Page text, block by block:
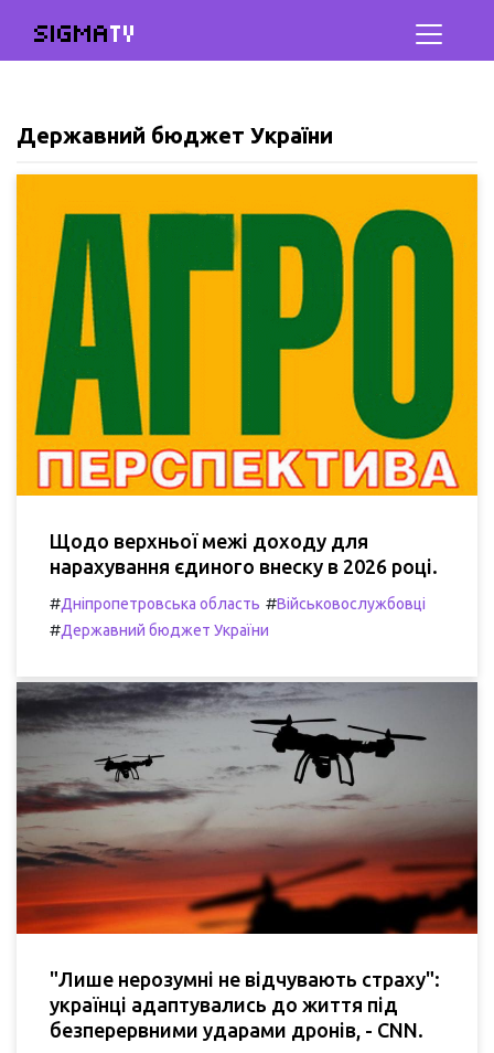
SIGMATV
Державний бюджет України
Щодо верхньої межі доходу для
нарахування єдиного внеску в 2026 році.
#Дніпропетровська область #Військовослужбовці
#Державний бюджет України
"Лише нерозумні не відчувають страху":
українці адаптувались до життя під
безперервними ударами дронів, - CNN.